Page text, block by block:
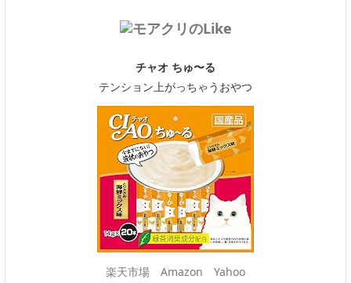
チャオ ちゅ〜る
テンション上がっちゃうおやつ
楽天市場 Amazon Yahoo